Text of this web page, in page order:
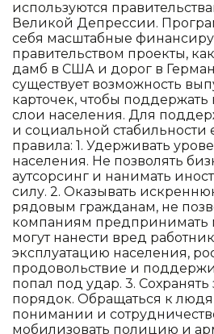
используются
Великой Депрессии.
себя масштабные
правительством проекты,
дамб в США и дорог в
существует возможность
карточек, чтобы
слои населения. Для
и социальной стабильности
правила: 1. Удерживать
населения. Не позволять
аутсорсинг и нанимать
силу. 2. Оказывать
рядовым гражданам, не
компаниям предпринимать
могут нанести вред
эксплуатацию населения,
продовольствие и
попал под удар. 3. Сохранять
порядок. Обращаться к
понимании и
мобилизовать полицию и